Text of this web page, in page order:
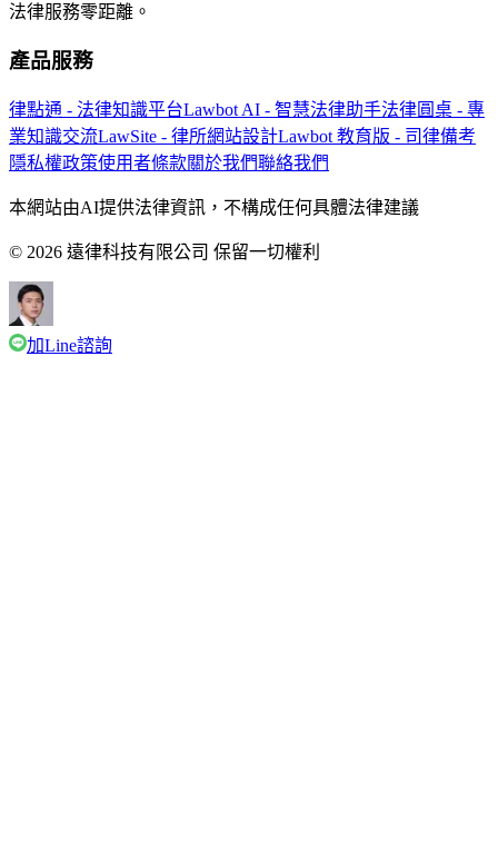
法律服務零距離。
產品服務
律點通 - 法律知識平台Lawbot AI - 智慧法律助手法律圓桌 - 專
業知識交流LawSite - 律所網站設計Lawbot 教育版 - 司律備考
隱私權政策使用者條款關於我們聯絡我們
本網站由AI提供法律資訊，不構成任何具體法律建議
© 2026 遠律科技有限公司 保留一切權利
加Line諮詢